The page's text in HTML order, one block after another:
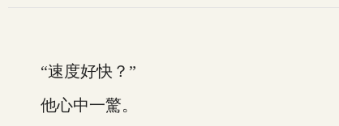
“速度好快？”
他心中一驚。